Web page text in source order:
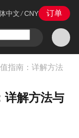
中文 /CNY 订单
指南：详解方法
详解方法与